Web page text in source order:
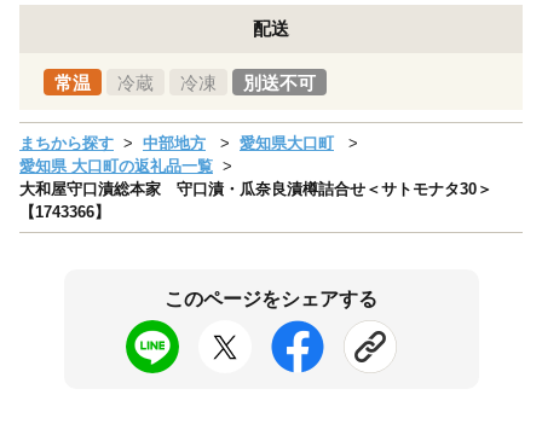
配送
常温 冷蔵 冷凍 別送不可
まちから探す 中部地方
愛知県大口町
愛知県 大口町の返礼品一覧
大和屋守口漬総本家 守口漬・瓜奈良漬樽詰合せ＜サトモナタ30＞
【1743366】
このページをシェアする